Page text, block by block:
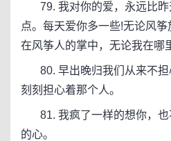
79. 我对你的爱，永远比昨
点。每天爱你多一些!无论风
在风筝人的掌中，无论我在哪
80. 早出晚归我们从来不担
刻刻担心着那个人。
81. 我疯了一样的想你，也
的心。